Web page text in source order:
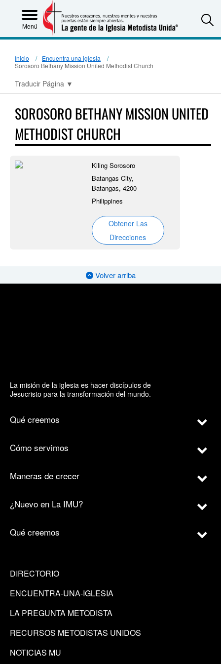
Menú
Inicio
Encuentra una iglesia
Sorosoro Bethany Mission United Methodist Church
Traducir Página ▼
SOROSORO BETHANY MISSION UNITED
METHODIST CHURCH
Kiling Sorosoro
Batangas City,
Batangas, 4200
Philippines
Obtener Las
Direcciones
Volver arriba
La misión de la iglesia es hacer discípulos de
Jesucristo para la transformación del mundo.
Qué creemos
Cómo servimos
Maneras de crecer
¿Nuevo en La IMU?
Qué creemos
DIRECTORIO
ENCUENTRA-UNA-IGLESIA
LA PREGUNTA METODISTA
RECURSOS METODISTAS UNIDOS
NOTICIAS MU